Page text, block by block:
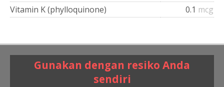
Vitamin K (phylloquinone)
0.1 mcg
Gunakan dengan resiko Anda
sendiri